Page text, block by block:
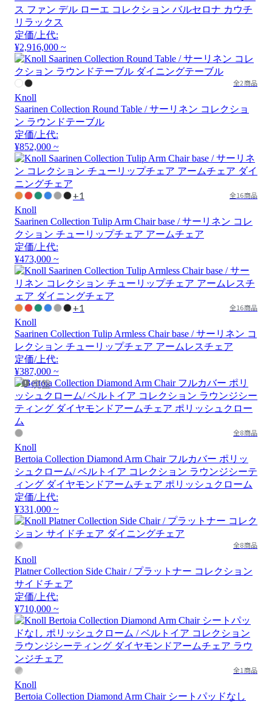
ス ファン デル ローエ コレクション バルセロナ カウチ
リラックス
定価/上代:
¥2,916,000 ~
全2商品
Knoll
Saarinen Collection Round Table / サーリネン コレクショ
ン ラウンドテーブル
定価/上代:
¥852,000 ~
+1 全16商品
Knoll
Saarinen Collection Tulip Arm Chair base / サーリネン コレ
クション チューリップチェア アームチェア
定価/上代:
¥473,000 ~
+1 全16商品
Knoll
Saarinen Collection Tulip Armless Chair base / サーリネン コ
レクション チューリップチェア アームレスチェア
定価/上代:
¥387,000 ~
廃盤
全8商品
Knoll
Bertoia Collection Diamond Arm Chair フルカバー ポリッ
シュクローム/ ベルトイア コレクション ラウンジシーテ
ィング ダイヤモンドアームチェア ポリッシュクローム
定価/上代:
¥331,000 ~
全8商品
Knoll
Platner Collection Side Chair / プラットナー コレクション
サイドチェア
定価/上代:
¥710,000 ~
全1商品
Knoll
Bertoia Collection Diamond Arm Chair シートパッドなし